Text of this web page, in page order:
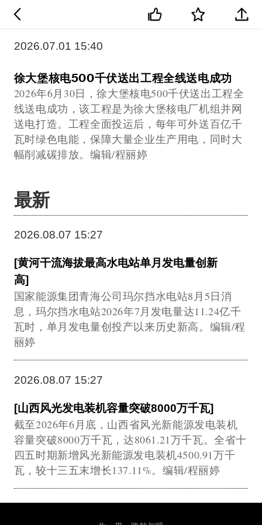
2026.07.01 15:40
徐大堡核电500千伏送出工程全线送电成功
2026年6月30日，徐大堡核电500千伏送出工程全
线送电成功，该工程是为徐大堡核电厂机组并网
送电打造。工程全面投运后，每年可外送百亿千
瓦时绿色电能，保障大量企业生产用电，同时大
幅削减碳排放。编辑/程丽婷
最新
2026.08.07 15:27
[黄河干流海拔最高水电站单月发电量创新
高]
国家能源集团青海公司玛尔挡水电站8月5日消
息，玛尔挡水电站2026年7月发电量达11.24亿千
瓦时，单月发电量创投产以来历史新高。编辑/程
丽婷
2026.08.07 15:27
[山西风光发电装机容量突破8000万千瓦]
截至2026年6月底，山西省风光新能源发电装机
容量突破8000万千瓦，达8061.21万千瓦。全省十
四五时期新增风光新能源发电装机4500.91万千
瓦，较十三五末增长137.11%。编辑/程丽婷